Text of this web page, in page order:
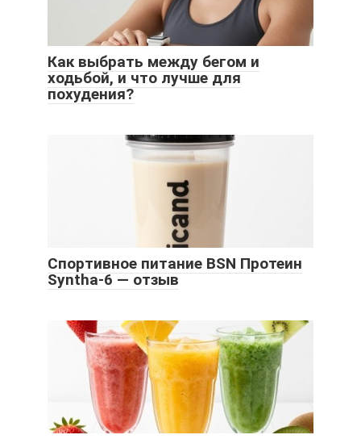
Как выбрать между бегом и
ходьбой, и что лучше для
похудения?
Спортивное питание BSN Протеин
Syntha-6 — отзыв